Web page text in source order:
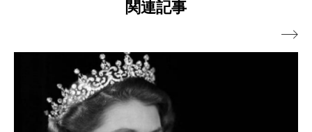
関連記事
